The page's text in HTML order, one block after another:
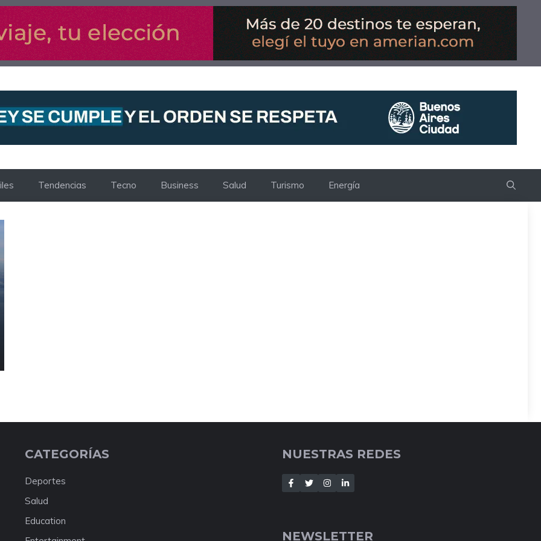
Tendencias Tecno Business Salud Turismo Energía
CATEGORÍAS
Deportes
Salud
Education
NUESTRAS REDES
NEWSLETTER